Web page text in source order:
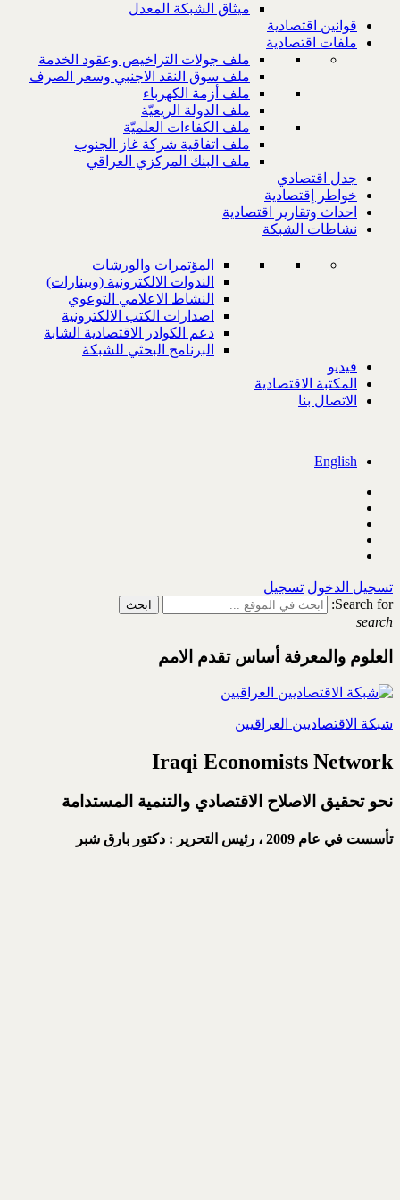
ميثاق الشبكة المعدل
قوانين اقتصادية
ملفات اقتصادية
ملف جولات التراخيص وعقود الخدمة
ملف سوق النقد الاجنبي وسعر الصرف
ملف أزمة الكهرباء
ملف الدولة الريعيّة
ملف الكفاءات العلميّة
ملف اتفاقية شركة غاز الجنوب
ملف البنك المركزي العراقي
جدل اقتصادي
خواطر إقتصادية
احداث وتقارير اقتصادية
نشاطات الشبكة
المؤتمرات والورشات
الندوات الالكترونية (وبينارات)
النشاط الاعلامي التوعوي
اصدارات الكتب الالكترونية
دعم الكوادر الاقتصادية الشابة
البرنامج البحثي للشبكة
فيديو
المكتبة الاقتصادية
الاتصال بنا
English
تسجيل الدخول تسجيل
Search for:
search
العلوم والمعرفة أساس تقدم الامم
شبكة الاقتصاديين العراقيين
Iraqi Economists Network
نحو تحقيق الاصلاح الاقتصادي والتنمية المستدامة
تأسست في عام 2009 ، رئيس التحرير : دكتور بارق شبر